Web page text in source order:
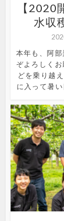
【2020
水収
本年も、阿
ぞよろしく
どを乗り越
に入って暑